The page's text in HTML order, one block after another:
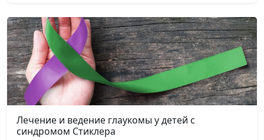
Лечение и ведение глаукомы у детей с
синдромом Стиклера